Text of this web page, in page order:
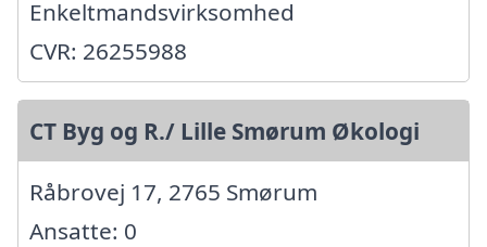
Enkeltmandsvirksomhed
CVR: 26255988
CT Byg og R./ Lille Smørum Økologi
Råbrovej 17, 2765 Smørum
Ansatte: 0